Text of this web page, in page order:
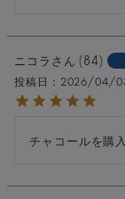
ニコラ 84
投稿日
2026/04/
チャコールを購